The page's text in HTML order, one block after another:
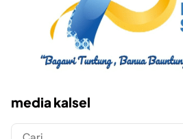
media kalsel
Cari